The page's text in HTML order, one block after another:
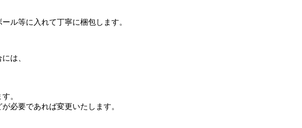
ル等に入れて丁寧に梱包します。
は、
。
必要であれば変更いたします。